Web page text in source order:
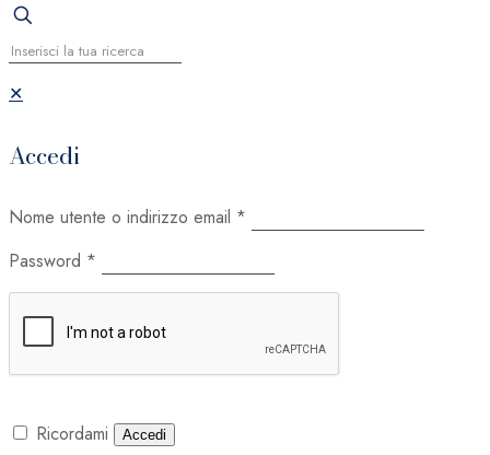
✕
Accedi
Nome utente o indirizzo email *
Password *
Ricordami Accedi